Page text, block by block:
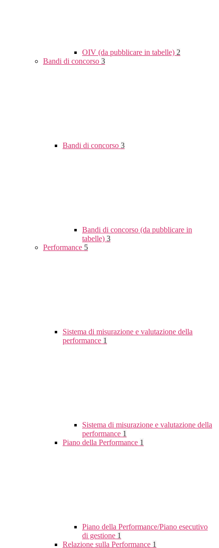
OIV (da pubblicare in tabelle) 2
Bandi di concorso 3
Bandi di concorso 3
Bandi di concorso (da pubblicare in
tabelle) 3
Performance 5
Sistema di misurazione e valutazione della
performance 1
Sistema di misurazione e valutazione della
performance 1
Piano della Performance 1
Piano della Performance/Piano esecutivo
di gestione 1
Relazione sulla Performance 1